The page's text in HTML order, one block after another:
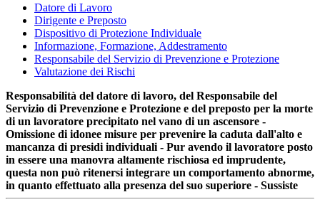
Datore di Lavoro
Dirigente e Preposto
Dispositivo di Protezione Individuale
Informazione, Formazione, Addestramento
Responsabile del Servizio di Prevenzione e Protezione
Valutazione dei Rischi
Responsabilità del datore di lavoro, del Responsabile del
Servizio di Prevenzione e Protezione e del preposto per la morte
di un lavoratore precipitato nel vano di un ascensore -
Omissione di idonee misure per prevenire la caduta dall'alto e
mancanza di presidi individuali - Pur avendo il lavoratore posto
in essere una manovra altamente rischiosa ed imprudente,
questa non può ritenersi integrare un comportamento abnorme,
in quanto effettuato alla presenza del suo superiore - Sussiste